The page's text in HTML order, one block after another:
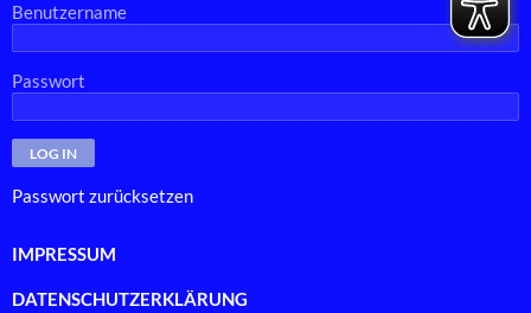
Benutzername
Passwort
Passwort zurücksetzen
IMPRESSUM
DATENSCHUTZERKLÄRUNG